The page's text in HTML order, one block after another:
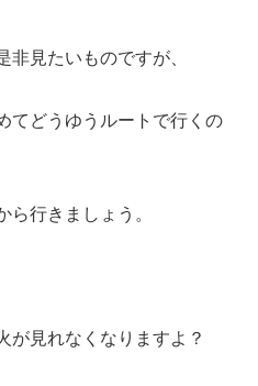
見たいものですが、
てどうゆうルートで行くの
ら行きましょう。
が見れなくなりますよ？